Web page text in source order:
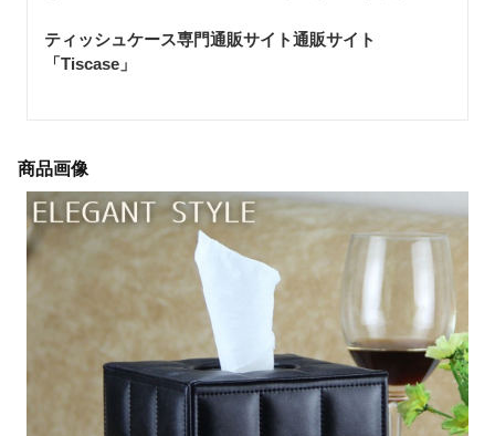
ティッシュケース専門通販サイト通販サイト
「Tiscase 」
商品画像